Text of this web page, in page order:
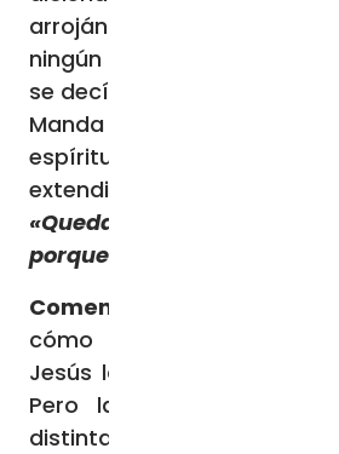
arrojándole en medio, salió
ningún daño. Quedaron
se decían unos a otros:
Manda con autoridad
espíritus inmundos y
extendió por todos los
«Quedaban asombrados
porque hablaba con
Comentario del
cómo la actividad de
Jesús la misión central de
Pero la predicación de
distinta a la de los otros